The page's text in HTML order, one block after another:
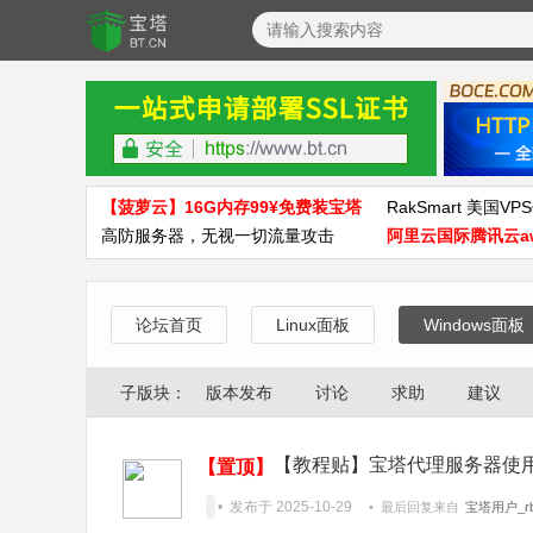
【菠萝云】16G内存99¥免费装宝塔
RakSmart 美国
高防服务器，无视一切流量攻击
阿里云国际腾讯云
论坛首页 Linux面板 Windows面板
子版块： 版本发布 讨论 求助 建议
【置顶】 【教程贴】宝塔代理服务器使
• 发布于 2025-10-29 • 最后回复来自 宝塔用户